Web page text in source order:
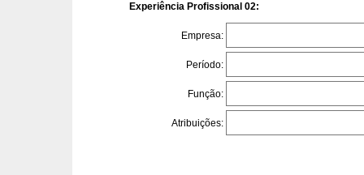
Experiência Profissional 02:
Empresa:
Período:
Função:
Atribuições: